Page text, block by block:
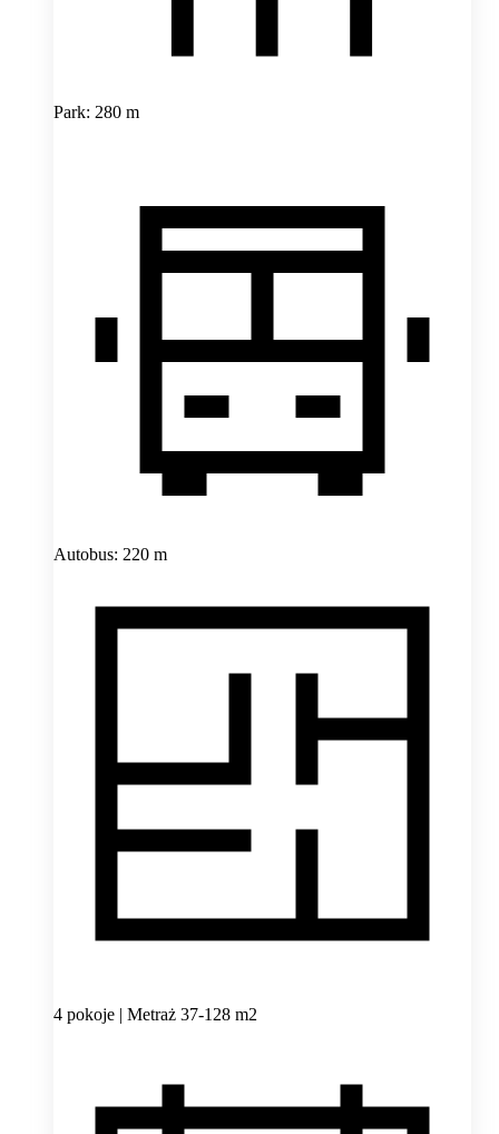
Park: 280 m
Autobus: 220 m
4 pokoje | Metraż 37-128 m2